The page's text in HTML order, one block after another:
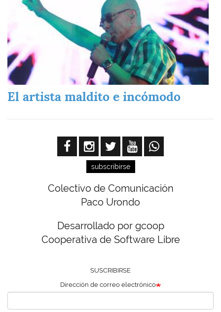
El artista maldito e incómodo
subscribirse
Colectivo de Comunicación
Paco Urondo
Desarrollado por gcoop
Cooperativa de Software Libre
SUSCRIBIRSE
Dirección de correo electrónico